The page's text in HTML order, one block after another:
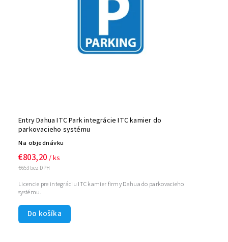
Entry Dahua ITC Park integrácie ITC kamier do
parkovacieho systému
Na objednávku
€653 bez DPH
€803,20 / ks
Do košíka
Licencie pre integráciu ITC kamier firmy Dahua do parkovacieho
systému.